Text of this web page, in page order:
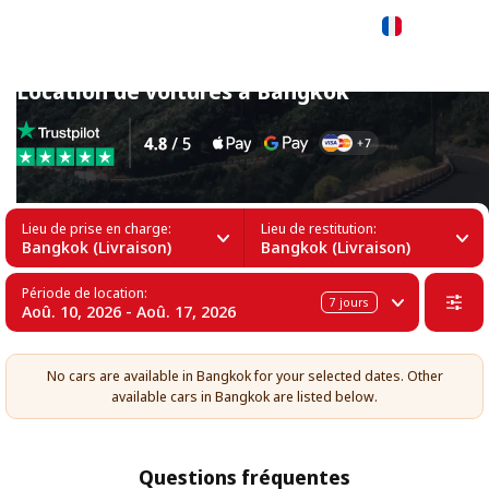
Location de voitures à Bangkok
Lieu de prise en charge:
Bangkok (Livraison)
Lieu de restitution:
Bangkok (Livraison)
Période de location:
Aoû. 10, 2026 - Aoû. 17, 2026 7 jours
No cars are available in Bangkok for your selected dates. Other
available cars in Bangkok are listed below.
Questions fréquentes